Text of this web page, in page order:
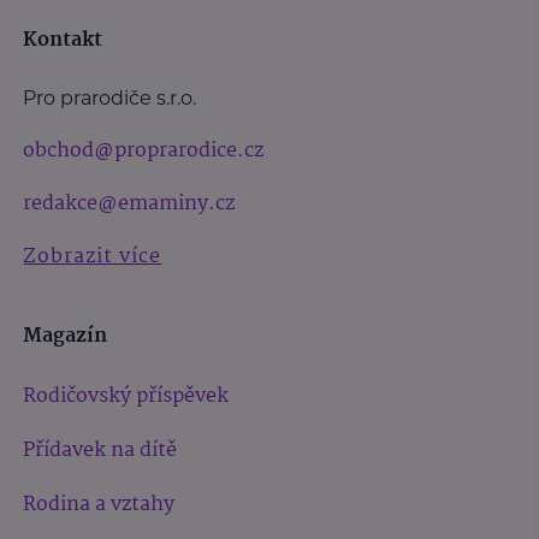
Kontakt
Pro prarodiče s.r.o.
obchod@proprarodice.cz
redakce@emaminy.cz
Zobrazit více
Magazín
Rodičovský příspěvek
Přídavek na dítě
Rodina a vztahy